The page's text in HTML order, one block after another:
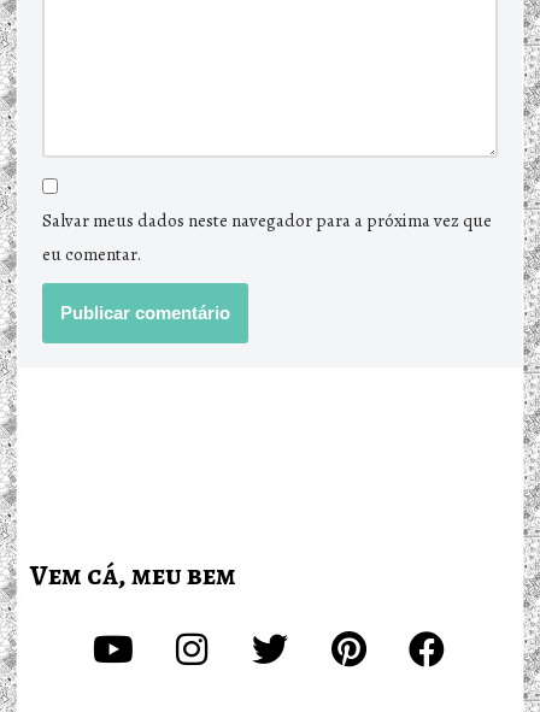
Salvar meus dados neste navegador para a próxima vez que
eu comentar.
Vem cá, meu bem